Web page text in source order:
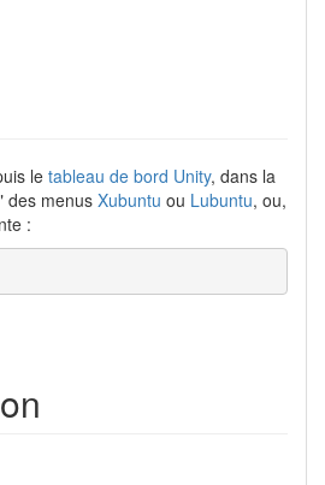
le tableau de bord Unity, dans la
des menus Xubuntu ou Lubuntu, ou,
: